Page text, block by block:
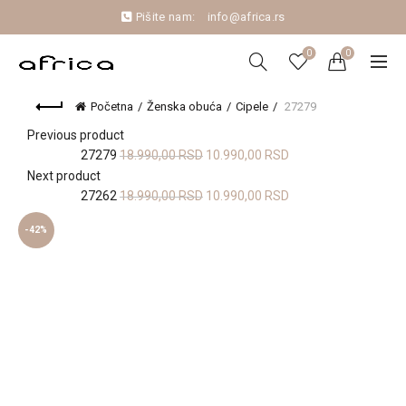
Pišite nam: info@africa.rs
0 0
Početna Ženska obuća Cipele 27279
Previous product
27279 18.990,00RSD Originalna
je
10.990,00 RSD
Next product
2726218.990,00RSD Originalna
10.990,00 RSD
-42%